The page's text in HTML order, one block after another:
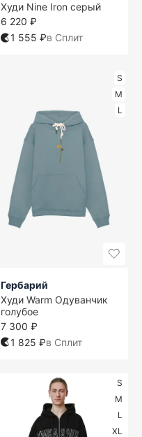
Худи Nine Iron серый
6 220 ₽
1 555 ₽в Сплит
S
M
L
Гербарий
Худи Warm Одуванчик
голубое
7 300 ₽
1 825 ₽в Сплит
S
M
L
XL